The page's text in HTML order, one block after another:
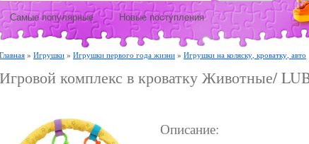
Самые популярные Новые поступления
Главная » Игрушки » Игрушки первого года жизни » Игрушки на коляску, кроватку, авто
Игровой комплекс в кроватку Животные/
Описание: